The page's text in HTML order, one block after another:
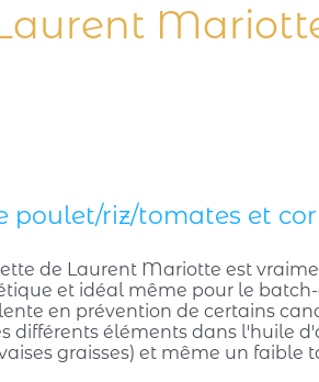
poulet/riz/tomates et
de Laurent Mariotte est
et idéal même pour le
en prévention de certains
différents éléments dans l'huile
graisses) et même un faible